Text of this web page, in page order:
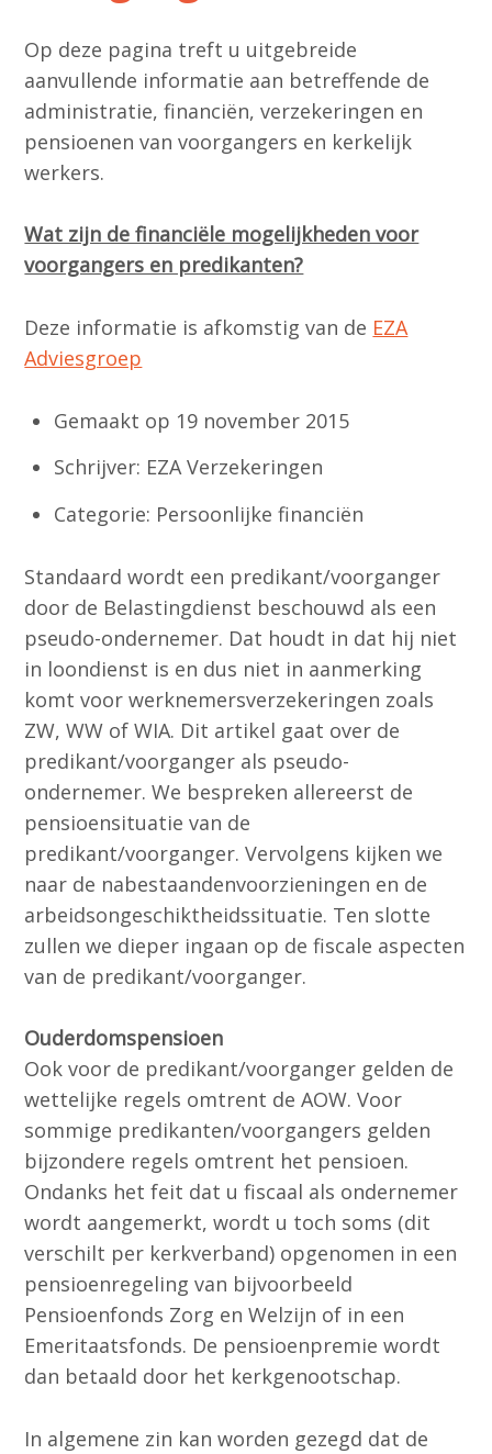
Op deze pagina treft u uitgebreide
aanvullende informatie aan betreffende de
administratie, financiën, verzekeringen en
pensioenen van voorgangers en kerkelijk
werkers.
Wat zijn de financiële mogelijkheden voor
voorgangers en predikanten?
Deze informatie is afkomstig van de EZA
Adviesgroep
Gemaakt op 19 november 2015
Schrijver: EZA Verzekeringen
Categorie: Persoonlijke financiën
Standaard wordt een predikant/voorganger
door de Belastingdienst beschouwd als een
pseudo-ondernemer. Dat houdt in dat hij niet
in loondienst is en dus niet in aanmerking
komt voor werknemersverzekeringen zoals
ZW, WW of WIA. Dit artikel gaat over de
predikant/voorganger als pseudo-
ondernemer. We bespreken allereerst de
pensioensituatie van de
predikant/voorganger. Vervolgens kijken we
naar de nabestaandenvoorzieningen en de
arbeidsongeschiktheidssituatie. Ten slotte
zullen we dieper ingaan op de fiscale aspecten
van de predikant/voorganger.
Ouderdomspensioen
Ook voor de predikant/voorganger gelden de
wettelijke regels omtrent de AOW. Voor
sommige predikanten/voorgangers gelden
bijzondere regels omtrent het pensioen.
Ondanks het feit dat u fiscaal als ondernemer
wordt aangemerkt, wordt u toch soms (dit
verschilt per kerkverband) opgenomen in een
pensioenregeling van bijvoorbeeld
Pensioenfonds Zorg en Welzijn of in een
Emeritaatsfonds. De pensioenpremie wordt
dan betaald door het kerkgenootschap.
In algemene zin kan worden gezegd dat de